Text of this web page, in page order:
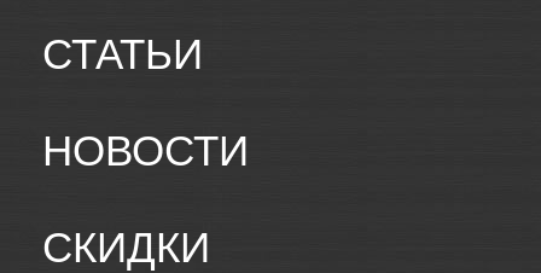
СТАТЬИ
НОВОСТИ
СКИДКИ